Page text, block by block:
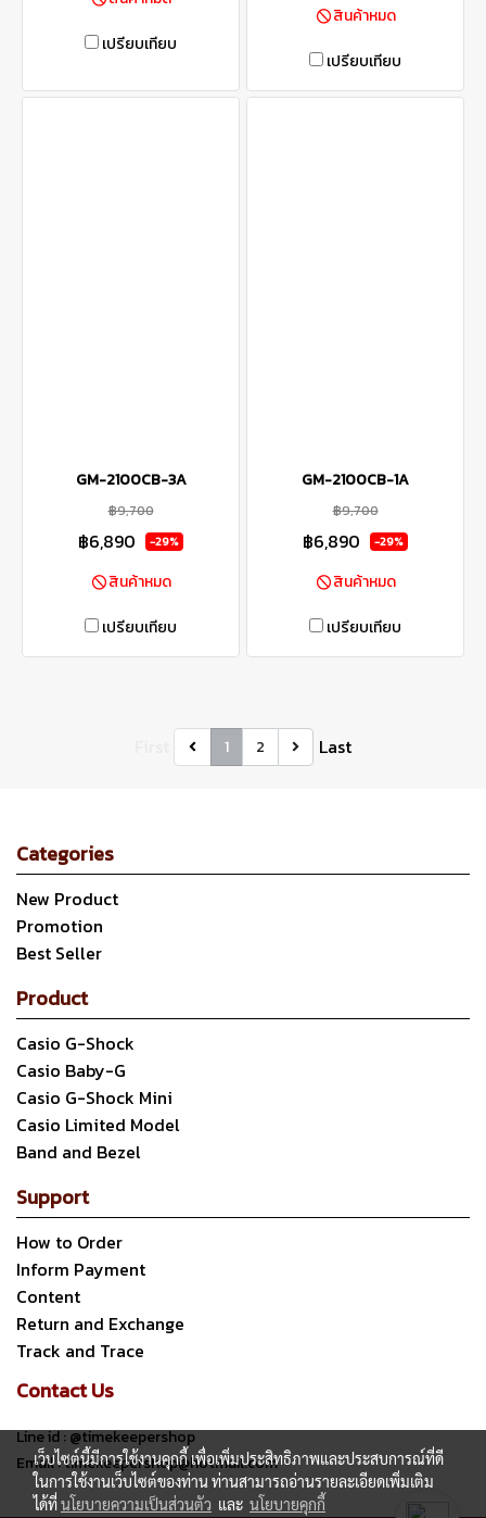
เปรียบเทียบ
สินค้าหมด
เปรียบเทียบ
GM-2100CB-3A
฿9,700
฿6,890 -29%
สินค้าหมด
เปรียบเทียบ
GM-2100CB-1A
฿9,700
฿6,890 -29%
สินค้าหมด
เปรียบเทียบ
1 2 Last
Categories
New Product
Promotion
Best Seller
Product
Casio G-Shock
Casio Baby-G
Casio G-Shock Mini
Casio Limited Model
Band and Bezel
Support
How to Order
Inform Payment
Content
Return and Exchange
Track and Trace
Contact Us
Line id : @timekeepershop
Email : timekeepershop@hotmail.com
เว็บไซต์นี้มีการใช้งานคุกกี้ เพื่อเพิ่มประสิทธิภาพและประสบการณ์ที่ดี
ในการใช้งานเว็บไซต์ของท่าน ท่านสามารถอ่านรายละเอียดเพิ่มเติม
ได้ที่นโยบายความเป็นส่วนตัว และ นโยบายคุกกี้